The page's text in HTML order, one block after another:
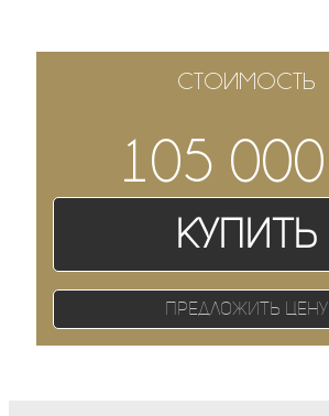
СТОИМОСТЬ
105 000
Купить
Предложить цену